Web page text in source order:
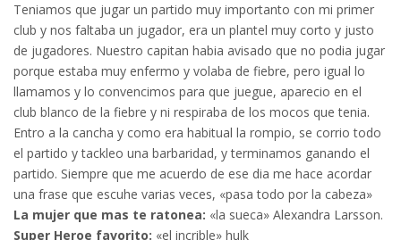
Teniamos que jugar un partido muy importanto con mi primer
club y nos faltaba un jugador, era un plantel muy corto y justo
de jugadores. Nuestro capitan habia avisado que no podia jugar
porque estaba muy enfermo y volaba de fiebre, pero igual lo
llamamos y lo convencimos para que juegue, aparecio en el
club blanco de la fiebre y ni respiraba de los mocos que tenia.
Entro a la cancha y como era habitual la rompio, se corrio todo
el partido y tackleo una barbaridad, y terminamos ganando el
partido. Siempre que me acuerdo de ese dia me hace acordar
una frase que escuhe varias veces, «pasa todo por la cabeza»
La mujer que mas te ratonea: «la sueca» Alexandra Larsson.
Super Heroe favorito: «el incrible» hulk